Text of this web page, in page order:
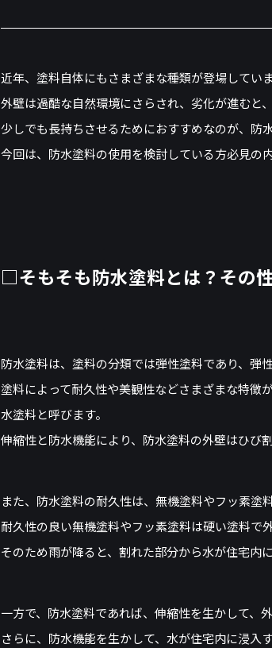
近年、塗料自体にもさまざまな種類が登場していま
外壁は過酷な自然環境にさらされ、劣化が進むと
少しでも長持ちさせるためにおすすめなのが、防水
今回は、防水塗料の使用を検討している方必見の内
□そもそも防水塗料とは？その
防水塗料は、塗料の分類では弾性塗料であり、弾
塗料によって耐久性や美観性などさまざまな特徴
水塗料と呼びます。
伸縮性と防水機能により、防水塗料の外壁はひび
また、防水塗料の耐久性は、無機塗料やフッ素塗
耐久性の良い無機塗料やフッ素塗料は硬い塗料で
そのため雨が降ると、割れた部分から水が住宅内に
一方で、防水塗料であれば、伸縮性を生かして、
さらに、防水機能を生かして、水が住宅内に浸入